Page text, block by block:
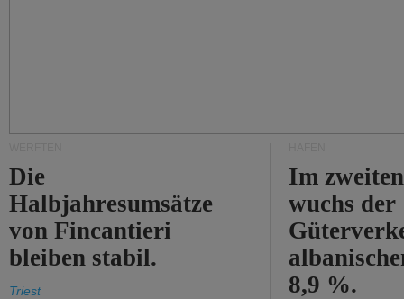
Die
Halbjahresumsätze
von Fincantieri
bleiben stabil.
Triest
Im
wuchs der
8,9 %.